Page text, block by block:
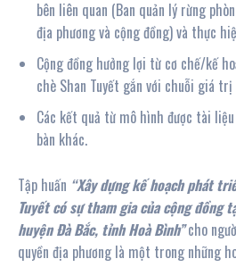
bên liên quan (Ban quản lý rừng
địa phương và cộng đồng) và thực
Cộng đồng hưởng lợi từ cơ chế/kế
chè Shan Tuyết gắn với chuỗi giá
Các kết quả từ mô hình được tài
bàn khác.
Tập huấn “Xâydựng kế hoạch phát
Tuyết có sự tham gia của cộng đồng
huyện Đà Bắc, tỉnh Hoà Bình”cho
quyền địa phương là một trong những